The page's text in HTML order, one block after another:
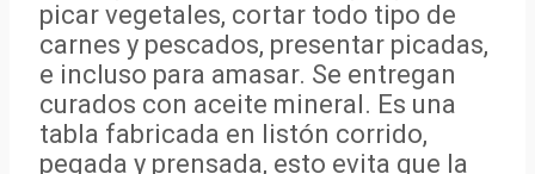
picar vegetales, cortar todo tipo de
carnes y pescados, presentar picadas,
e incluso para amasar. Se entregan
curados con aceite mineral. Es una
tabla fabricada en listón corrido,
pegada y prensada, esto evita que la